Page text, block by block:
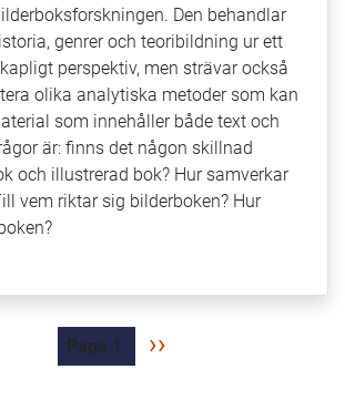
Den behandlar
genrer och teoribildning ur ett
perspektiv, men strävar också
olika analytiska metoder som kan
som innehåller både text och
är: finns det någon skillnad
och illustrerad bok? Hur samverkar
vem riktar sig bilderboken? Hur
Page 1
Nästa
››